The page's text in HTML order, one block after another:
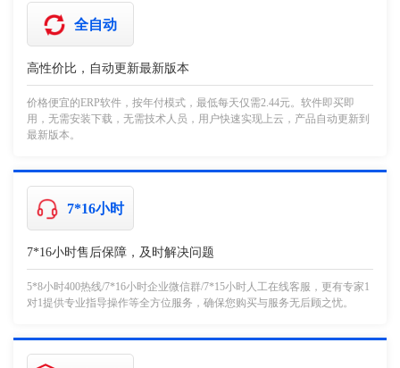
全自动
高性价比，自动更新最新版本
价格便宜的ERP软件，按年付模式，最低每天仅需2.44元。软件即买即
用，无需安装下载，无需技术人员，用户快速实现上云，产品自动更新到
最新版本。
7*16小时
7*16小时售后保障，及时解决问题
5*8小时400热线/7*16小时企业微信群/7*15小时人工在线客服，更有专家1
对1提供专业指导操作等全方位服务，确保您购买与服务无后顾之忧。